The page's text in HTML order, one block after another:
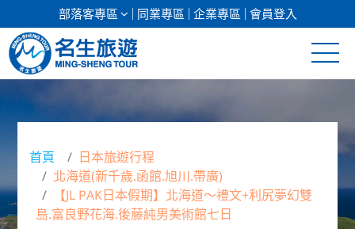
部落客專區 同業專區 企業專區 會員登入
清倉促銷
郵輪假期
海島假期
首頁
日本旅遊行程
北海道(新千歲.函館.旭川.帶廣)
【JL PAK日本假期】北海道～禮文+利尻夢幻雙
島.富良野花海.後藤純男美術館七日